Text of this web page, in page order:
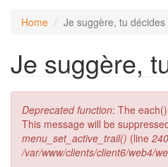
Home
Je suggère, tu décides
Je suggère,
Error
message
Deprecated function: The
This message will be
menu_set_active_trail() (line
/var/www/clients/client6/web4/